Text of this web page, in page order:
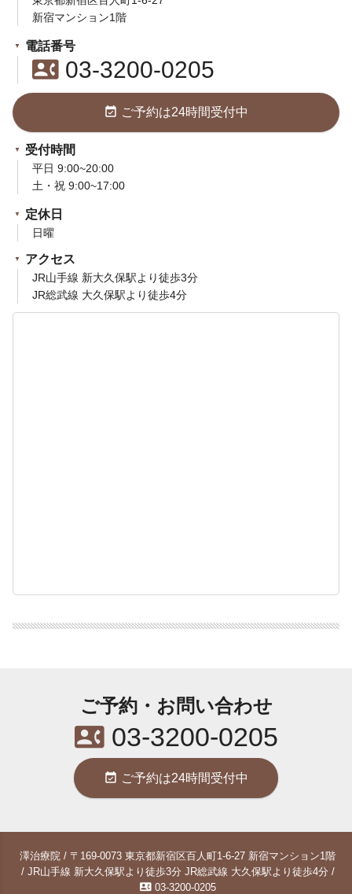
新宿マンション1階
電話番号
contact_phone03-3200-0205
event_available ご予約は24時間受付中
受付時間
平日 9:00~20:00
土・祝 9:00~17:00
定休日
日曜
アクセス
JR山手線 新大久保駅より徒歩3分
JR総武線 大久保駅より徒歩4分
ご予約・お問い合わせ
contact_phone03-3200-0205
event_available ご予約は24時間受付中
澤治療院 / 〒169-0073 東京都新宿区百人町1-6-27 新宿マンション1階
/ JR山手線 新大久保駅より徒歩3分 JR総武線 大久保駅より徒歩4分 /
contact_phone03-3200-0205